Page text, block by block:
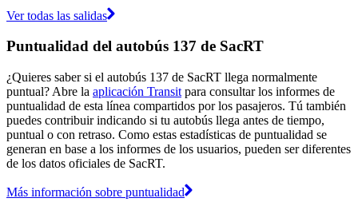
Ver todas las salidas
Puntualidad del autobús 137 de SacRT
¿Quieres saber si el autobús 137 de SacRT llega normalmente
puntual? Abre la aplicación Transit para consultar los informes de
puntualidad de esta línea compartidos por los pasajeros. Tú también
puedes contribuir indicando si tu autobús llega antes de tiempo,
puntual o con retraso. Como estas estadísticas de puntualidad se
generan en base a los informes de los usuarios, pueden ser diferentes
de los datos oficiales de SacRT.
Más información sobre puntualidad